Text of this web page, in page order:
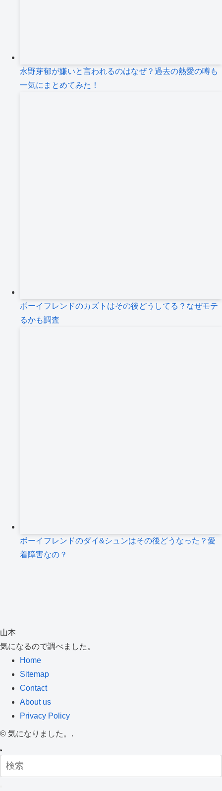
永野芽郁が嫌いと言われるのはなぜ？過去の熱愛の噂も
一気にまとめてみた！
ボーイフレンドのカズトはその後どうしてる？なぜモテ
るかも調査
ボーイフレンドのダイ&シュンはその後どうなった？愛
着障害なの？
山本
気になるので調べました。
Home
Sitemap
Contact
About us
Privacy Policy
© 気になりました。.